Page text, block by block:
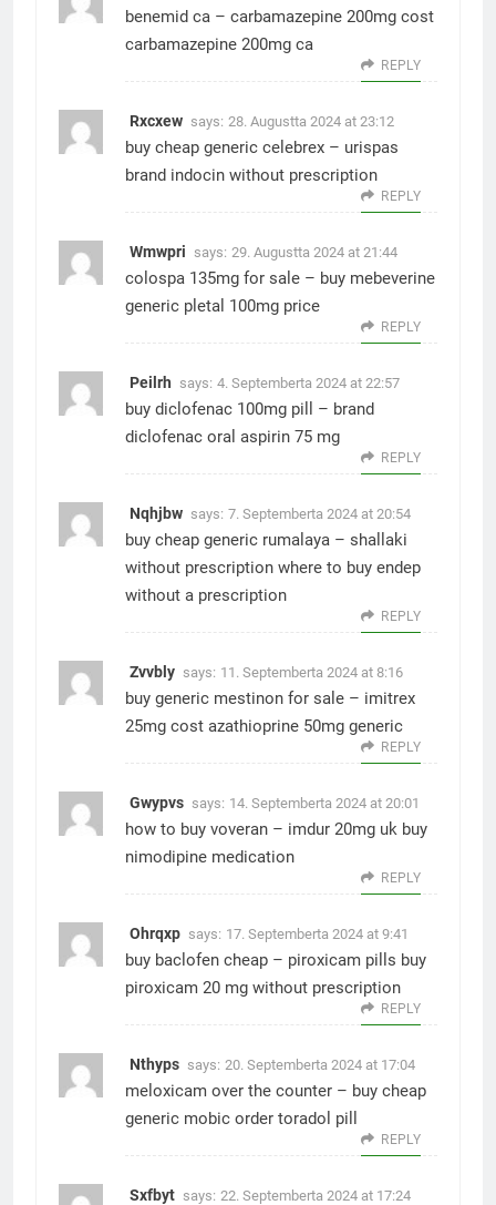
benemid ca – carbamazepine 200mg cost
carbamazepine 200mg ca
REPLY
Rxcxew says: 28. Augustta 2024 at 23:12
buy cheap generic celebrex – urispas
brand indocin without prescription
REPLY
Wmwpri says: 29. Augustta 2024 at 21:44
colospa 135mg for sale – buy mebeverine
generic pletal 100mg price
REPLY
Peilrh says: 4. Septemberta 2024 at 22:57
buy diclofenac 100mg pill – brand
diclofenac oral aspirin 75 mg
REPLY
Nqhjbw says: 7. Septemberta 2024 at 20:54
buy cheap generic rumalaya – shallaki
without prescription where to buy endep
without a prescription
REPLY
Zvvbly says: 11. Septemberta 2024 at 8:16
buy generic mestinon for sale – imitrex
25mg cost azathioprine 50mg generic
REPLY
Gwypvs says: 14. Septemberta 2024 at 20:01
how to buy voveran – imdur 20mg uk buy
nimodipine medication
REPLY
Ohrqxp says: 17. Septemberta 2024 at 9:41
buy baclofen cheap – piroxicam pills buy
piroxicam 20 mg without prescription
REPLY
Nthyps says: 20. Septemberta 2024 at 17:04
meloxicam over the counter – buy cheap
generic mobic order toradol pill
REPLY
Sxfbyt says: 22. Septemberta 2024 at 17:24